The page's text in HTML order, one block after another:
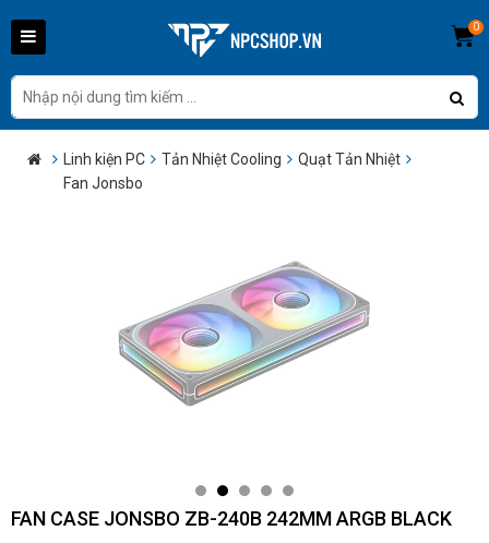
0
Linh kiện PC Tản Nhiệt Cooling
Quạt Tản Nhiệt
Fan Jonsbo
FAN CASE JONSBO ZB-240B 242MM ARGB BLACK